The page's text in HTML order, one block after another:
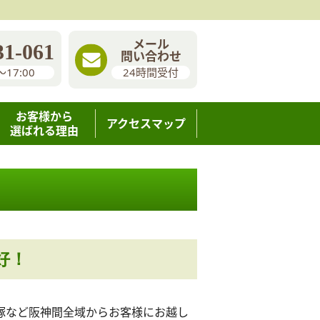
061
17:00
メール
問い合わせ
24時間受付
お客様から
選ばれる理由
アクセスマップ
！
ど阪神間全域からお客様にお越し